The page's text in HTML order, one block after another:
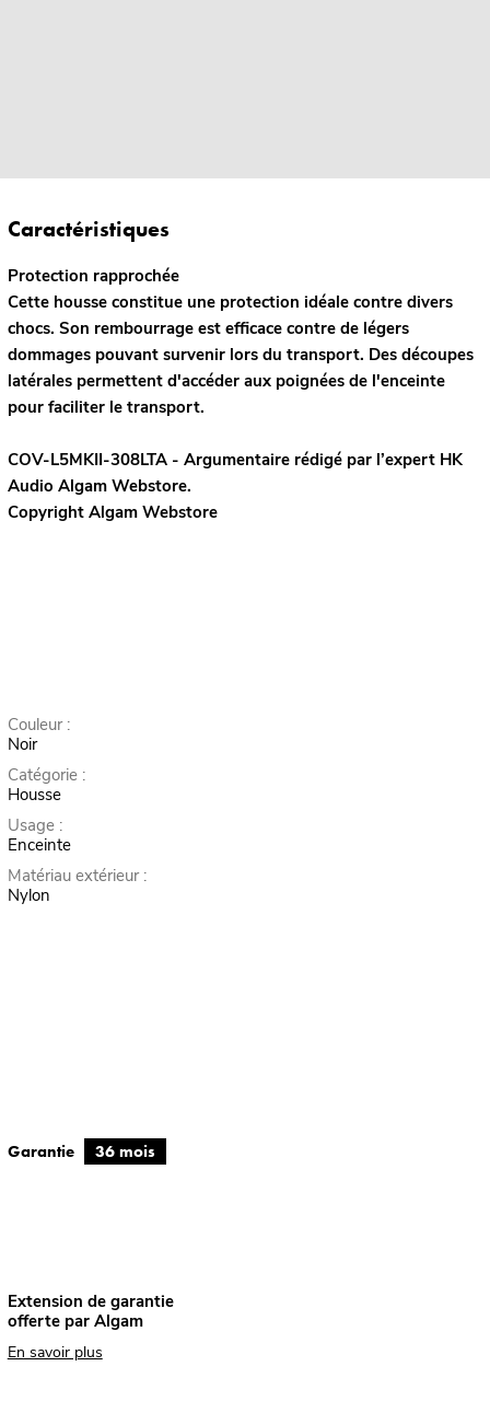
Caractéristiques
Protection rapprochée
Cette housse constitue une protection idéale contre divers
chocs. Son rembourrage est efficace contre de légers
dommages pouvant survenir lors du transport. Des découpes
latérales permettent d'accéder aux poignées de l'enceinte
pour faciliter le transport.
COV-L5MKII-308LTA - Argumentaire rédigé par l’expert HK
Audio Algam Webstore.
Copyright Algam Webstore
Couleur :
Noir
Catégorie :
Housse
Usage :
Enceinte
Matériau extérieur :
Nylon
Garantie 36 mois
Extension de garantie
offerte par Algam
En savoir plus